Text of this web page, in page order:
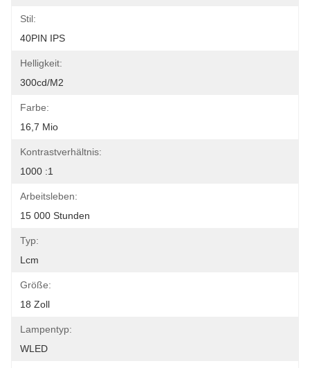
Stil:
40PIN IPS
Helligkeit:
300cd/m2
Farbe:
16,7 Mio
Kontrastverhältnis:
1000 :1
Arbeitsleben:
15 000 Stunden
Typ:
Lcm
Größe:
18 Zoll
Lampentyp:
WLED